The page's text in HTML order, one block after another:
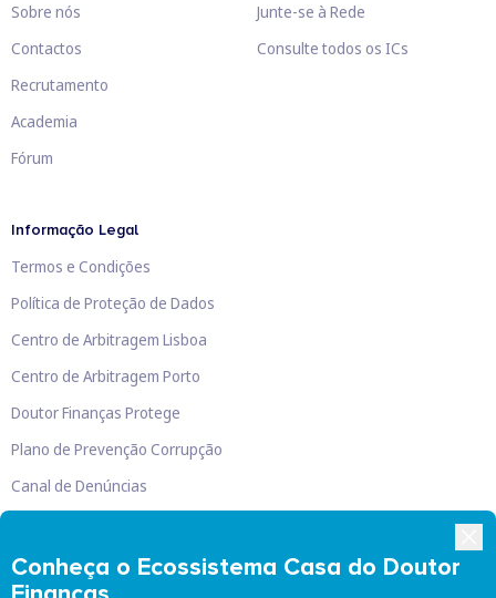
Conheça o Ecossistema Casa do Doutor
Sobre nós
Contactos
Recrutamento
Academia
Fórum
Junte-se à Rede
Consulte todos os ICs
Informação Legal
Termos e Condições
Política de Proteção de Dados
Centro de Arbitragem Lisboa
Centro de Arbitragem Porto
Doutor Finanças Protege
Plano de Prevenção Corrupção
Canal de Denúncias